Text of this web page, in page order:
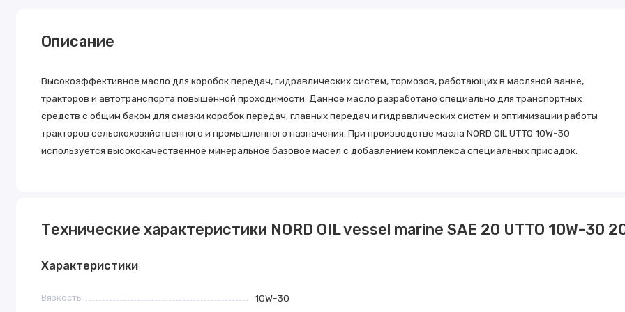
Описание
Высокоэффективное масло для коробок передач, гидравлических систем, тормозов, работающих в масляной ванне,
тракторов и автотранспорта повышенной проходимости. Данное масло разработано специально для транспортных
средств с общим баком для смазки коробок передач, главных передач и гидравлических систем и оптимизации работы
тракторов сельскохозяйственного и промышленного назначения. При производстве масла NORD OIL UTTO 10W-30
используется высококачественное минеральное базовое масел с добавлением комплекса специальных присадок.
Технические характеристики NORD OIL vessel marine SAE 20 UTTO 10W-30
Характеристики
Вязкость 10W-30